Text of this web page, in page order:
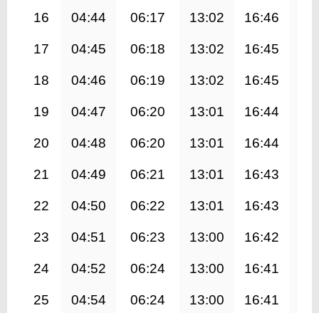
16 04:44 06:17 13:02 16:46
17 04:45 06:18 13:02 16:45
18 04:46 06:19 13:02 16:45
19 04:47 06:20 13:01 16:44
20 04:48 06:20 13:01 16:44
21 04:49 06:21 13:01 16:43
22 04:50 06:22 13:01 16:43
23 04:51 06:23 13:00 16:42
24 04:52 06:24 13:00 16:41
25 04:54 06:24 13:00 16:41